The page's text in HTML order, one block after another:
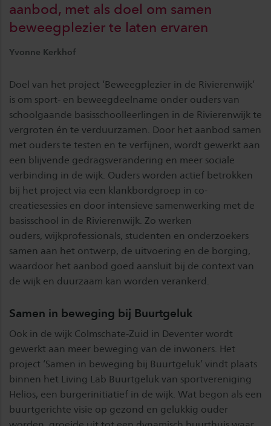
aanbod, met als doel om samen
beweegplezier te laten ervaren
Yvonne Kerkhof
Doel van het project ‘Beweegplezier in de Rivierenwijk’
is om sport- en beweegdeelname onder ouders van
schoolgaande basisschoolleerlingen in de Rivierenwijk te
vergroten én te verduurzamen. Door het aanbod samen
met ouders te testen en te verfijnen, wordt gewerkt aan
een blijvende gedragsverandering en meer sociale
verbinding in de wijk. Ouders worden actief betrokken
bij het project via een klankbordgroep in co-
creatiesessies en door intensieve samenwerking met de
basisschool in de Rivierenwijk. Zo werken
ouders, wijkprofessionals, studenten en onderzoekers
samen aan het ontwerp, de uitvoering en de borging,
waardoor het aanbod goed aansluit bij de context van
de wijk en duurzaam kan worden verankerd.
Samen in beweging bij Buurtgeluk
Ook in de wijk Colmschate-Zuid in Deventer wordt
gewerkt aan meer beweging van de inwoners. Het
project ‘Samen in beweging bij Buurtgeluk’ vindt plaats
binnen het Living Lab Buurtgeluk van sportvereniging
Helios, een burgerinitiatief in de wijk. Wat begon als een
buurtgerichte visie op gezond en gelukkig ouder